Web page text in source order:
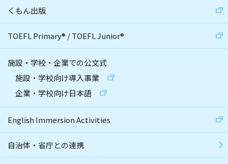
くもん出版
TOEFL Primary® /TOEFL Junior®
施設・学校・企業での公文式
施設・学校向け導入事業
企業・学校向け日本語
English Immersion Activities
自治体・省庁との連携